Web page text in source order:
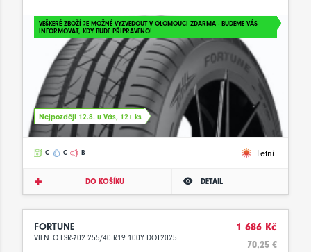
VEŠKERÉ ZBOŽÍ JE MOŽNÉ VYZVEDOUT V OLOMOUCI ZDARMA - BUDEME VÁS
INFORMOVAT, KDY BUDE PŘIPRAVENO!
Nejpozději 12.8. u Vás, 12+ ks
C C B Letní
DO KOŠÍKU DETAIL
FORTUNE
VIENTO FSR-702 255/40 R19 100Y DOT2025
1 686 Kč
70.25 €